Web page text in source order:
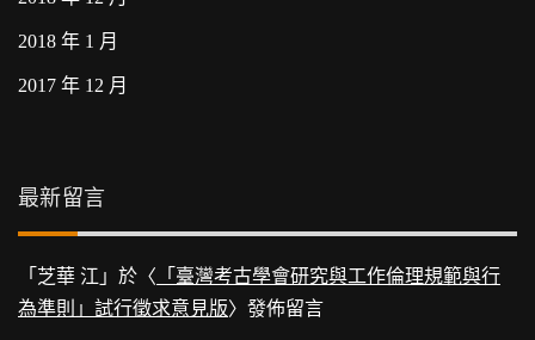
2018 年 1 月
2017 年 12 月
最新留言
「 芝華 江 」於〈 「臺灣考古學會研究與工作倫理規範與行
為準則」試行徵求意見版〉發佈留言